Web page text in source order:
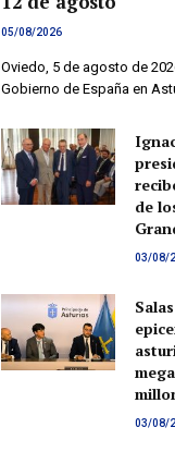
05/08/2026
Oviedo, 5 de agosto de
Gobierno de España en
de
03/08/
03/08/